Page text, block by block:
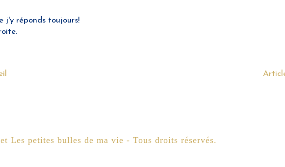
j'y réponds toujours!
et Les petites bulles de ma vie - Tous droits réservés.